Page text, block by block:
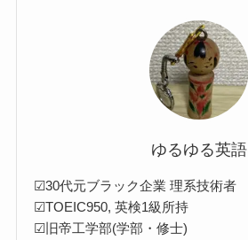
ゆるゆる英語
☑30代元ブラック企業 理系技術者
☑TOEIC950, 英検1級所持
☑旧帝工学部(学部・修士)